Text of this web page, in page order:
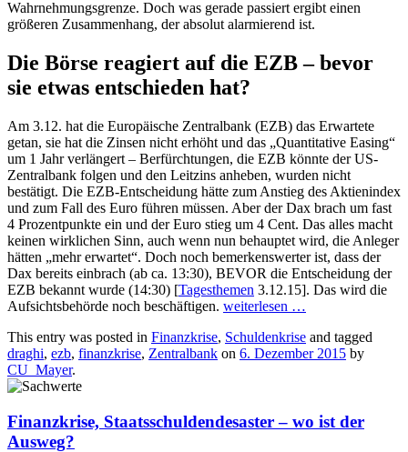
Wahrnehmungsgrenze. Doch was gerade passiert ergibt einen
größeren Zusammenhang, der absolut alarmierend ist.
Die Börse reagiert auf die EZB – bevor
sie etwas entschieden hat?
Am 3.12. hat die Europäische Zentralbank (EZB) das Erwartete
getan, sie hat die Zinsen nicht erhöht und das „Quantitative Easing“
um 1 Jahr verlängert – Berfürchtungen, die EZB könnte der US-
Zentralbank folgen und den Leitzins anheben, wurden nicht
bestätigt. Die EZB-Entscheidung hätte zum Anstieg des Aktienindex
und zum Fall des Euro führen müssen. Aber der Dax brach um fast
4 Prozentpunkte ein und der Euro stieg um 4 Cent. Das alles macht
keinen wirklichen Sinn, auch wenn nun behauptet wird, die Anleger
hätten „mehr erwartet“. Doch noch bemerkenswerter ist, dass der
Dax bereits einbrach (ab ca. 13:30), BEVOR die Entscheidung der
EZB bekannt wurde (14:30) [Tagesthemen 3.12.15]. Das wird die
Aufsichtsbehörde noch beschäftigen. weiterlesen …
This entry was posted in Finanzkrise, Schuldenkrise and tagged
draghi, ezb, finanzkrise, Zentralbank on 6. Dezember 2015 by
CU_Mayer.
Finanzkrise, Staatsschuldendesaster – wo ist der
Ausweg?